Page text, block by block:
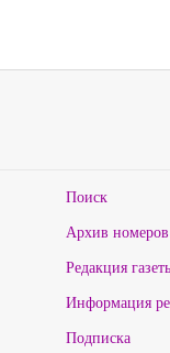
Поиск
Архив номеров
Редакция
Информация
Подписка